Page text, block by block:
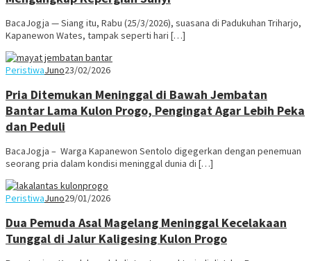
BacaJogja — Siang itu, Rabu (25/3/2026), suasana di Padukuhan Triharjo,
Kapanewon Wates, tampak seperti hari […]
PeristiwaJuno23/02/2026
Pria Ditemukan Meninggal di Bawah Jembatan
Bantar Lama Kulon Progo, Pengingat Agar Lebih Peka
dan Peduli
BacaJogja – Warga Kapanewon Sentolo digegerkan dengan penemuan
seorang pria dalam kondisi meninggal dunia di […]
PeristiwaJuno29/01/2026
Dua Pemuda Asal Magelang Meninggal Kecelakaan
Tunggal di Jalur Kaligesing Kulon Progo